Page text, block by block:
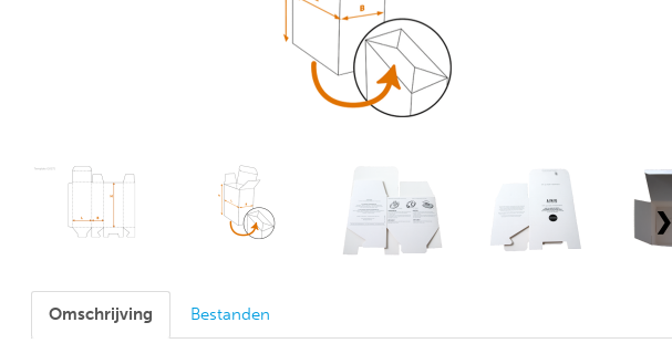
❯
Omschrijving Bestanden